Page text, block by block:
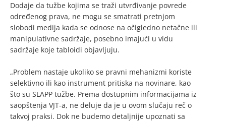
Dodaje da tužbe kojima se traži utvrđivanje povrede
određenog prava, ne mogu se smatrati pretnjom
slobodi medija kada se odnose na očigledno netačne ili
manipulativne sadržaje, posebno imajući u vidu
sadržaje koje tabloidi objavljuju.
„Problem nastaje ukoliko se pravni mehanizmi koriste
selektivno ili kao instrument pritiska na novinare, kao
što su SLAPP tužbe. Prema dostupnim informacijama iz
saopštenja VJT-a, ne deluje da je u ovom slučaju reč o
takvoj praksi. Dok ne budemo detaljnije upoznati sa